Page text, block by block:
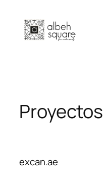
contenido
Proyectos
excan.ae